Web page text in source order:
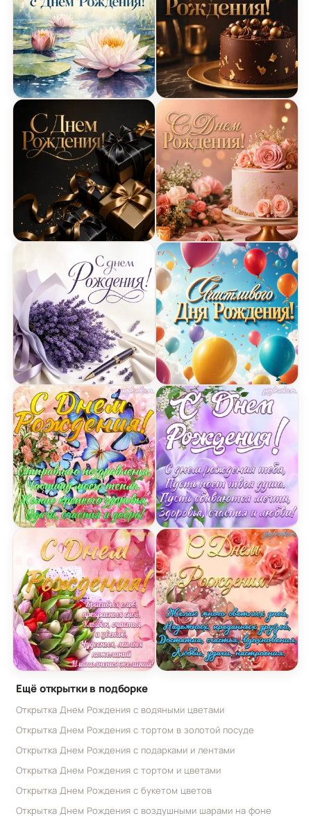
Открытка Днем Рождения с водяными цветами
Открытка Днем Рождения с подарками и
Открытка Днем Рождения с букетом цветов
Картинка на День Рождения Женщине с
Картинка с Днем Рождения женщине с букетом
Открытка Днем
Открытка Днем
Открытка Днем
Открытка на День
Открытка с Днем
Ещё открытки в подборке
Открытка Днем Рождения с водяными цветами
Открытка Днем Рождения с тортом в золотой посуде
Открытка Днем Рождения с подарками и лентами
Открытка Днем Рождения с тортом и цветами
Открытка Днем Рождения с букетом цветов
Открытка Днем Рождения с воздушными шарами на фоне